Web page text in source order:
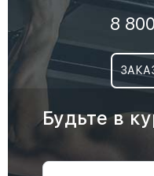
8
Будьте в